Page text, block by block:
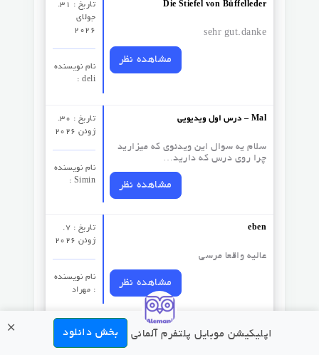
تاریخ : 31.
جولای
2026
نام نویسنده
: deli
Die Stiefel von Büffelleder
sehr gut.danke
مشاهده نظر
تاریخ : 30.
ژوئن 2026
نام نویسنده
: Simin
درس اول ویدیویی – Mal
سلام یه سوال این ویدئوی که میزارید
چرا روی درس که دارید…
مشاهده نظر
تاریخ : 7.
ژوئن 2026
نام نویسنده
: مهراد
eben
عالیه واقعا مرسی
مشاهده نظر
درس صد و سیزدهم – اسامی و حروف اضافه
اپلیکیشن موبایل پلتفرم آلمانی بخش دانلود ×